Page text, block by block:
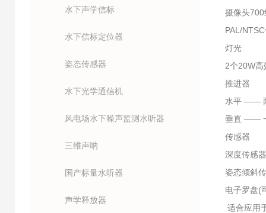
水下声学信标
水下信标定位器
姿态传感器
水下光学通信机
风电场水下噪声监测水听器
三维声呐
国产标量水听器
声学释放器
摄像头
PAL/
灯光
2个20W高
推进器
水平 ——
垂直 ——
传感器
深度传感
姿态倾斜
电子罗盘(
适合应用